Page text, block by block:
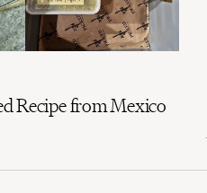
Recipe from Mexico